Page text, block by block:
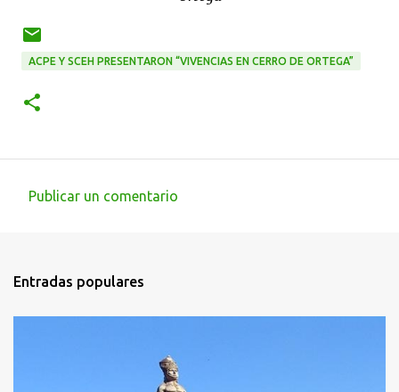
ACPE Y SCEH PRESENTARON “VIVENCIAS EN CERRO DE ORTEGA”
e
n
Publicar un comentario
Entradas populares